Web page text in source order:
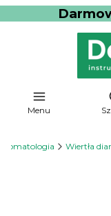
Menu
Stomatologia Wiertła